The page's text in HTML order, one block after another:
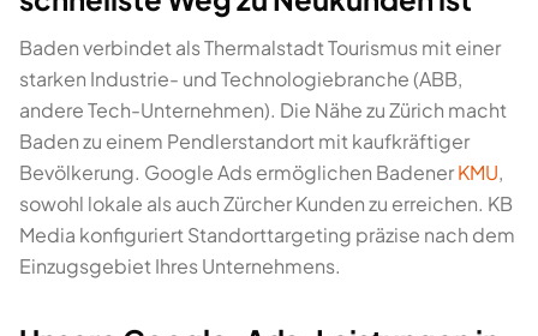
Baden verbindet als Thermalstadt Tourismus mit einer
starken Industrie- und Technologiebranche (ABB,
andere Tech-Unternehmen). Die Nähe zu Zürich macht
Baden zu einem Pendlerstandort mit kaufkräftiger
Bevölkerung. Google Ads ermöglichen BadenerKMU,
sowohl lokale als auch Zürcher Kunden zu erreichen. KB
Media konfiguriert Standorttargeting präzise nach dem
Einzugsgebiet Ihres Unternehmens.